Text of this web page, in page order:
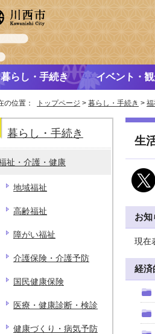
暮らし・手続き イベント・
の位置： トップページ > 暮らし・手続き >
生
お知
現在
経済
暮らし・手続き
祉・介護・健康
地域福祉
高齢福祉
障がい福祉
介護保険・介護予防
国民健康保険
医療・健康診断・検診
健康づくり・病気予防